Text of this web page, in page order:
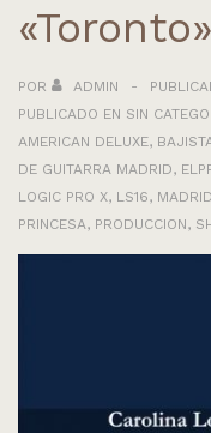
POR ADMIN
PUBLICADO EN SIN
AMERICAN DELUXE,
DE GUITARRA MADRID,
LOGIC PRO X, LS16, MADRID
PRINCESA, PRODUCCION,